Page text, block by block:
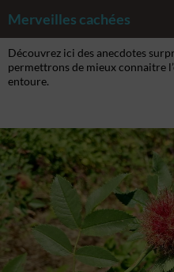
au
contenu
Merveilles cachées
Découvrez ici des anecdotes
permettrons de mieux connaitre
entoure.